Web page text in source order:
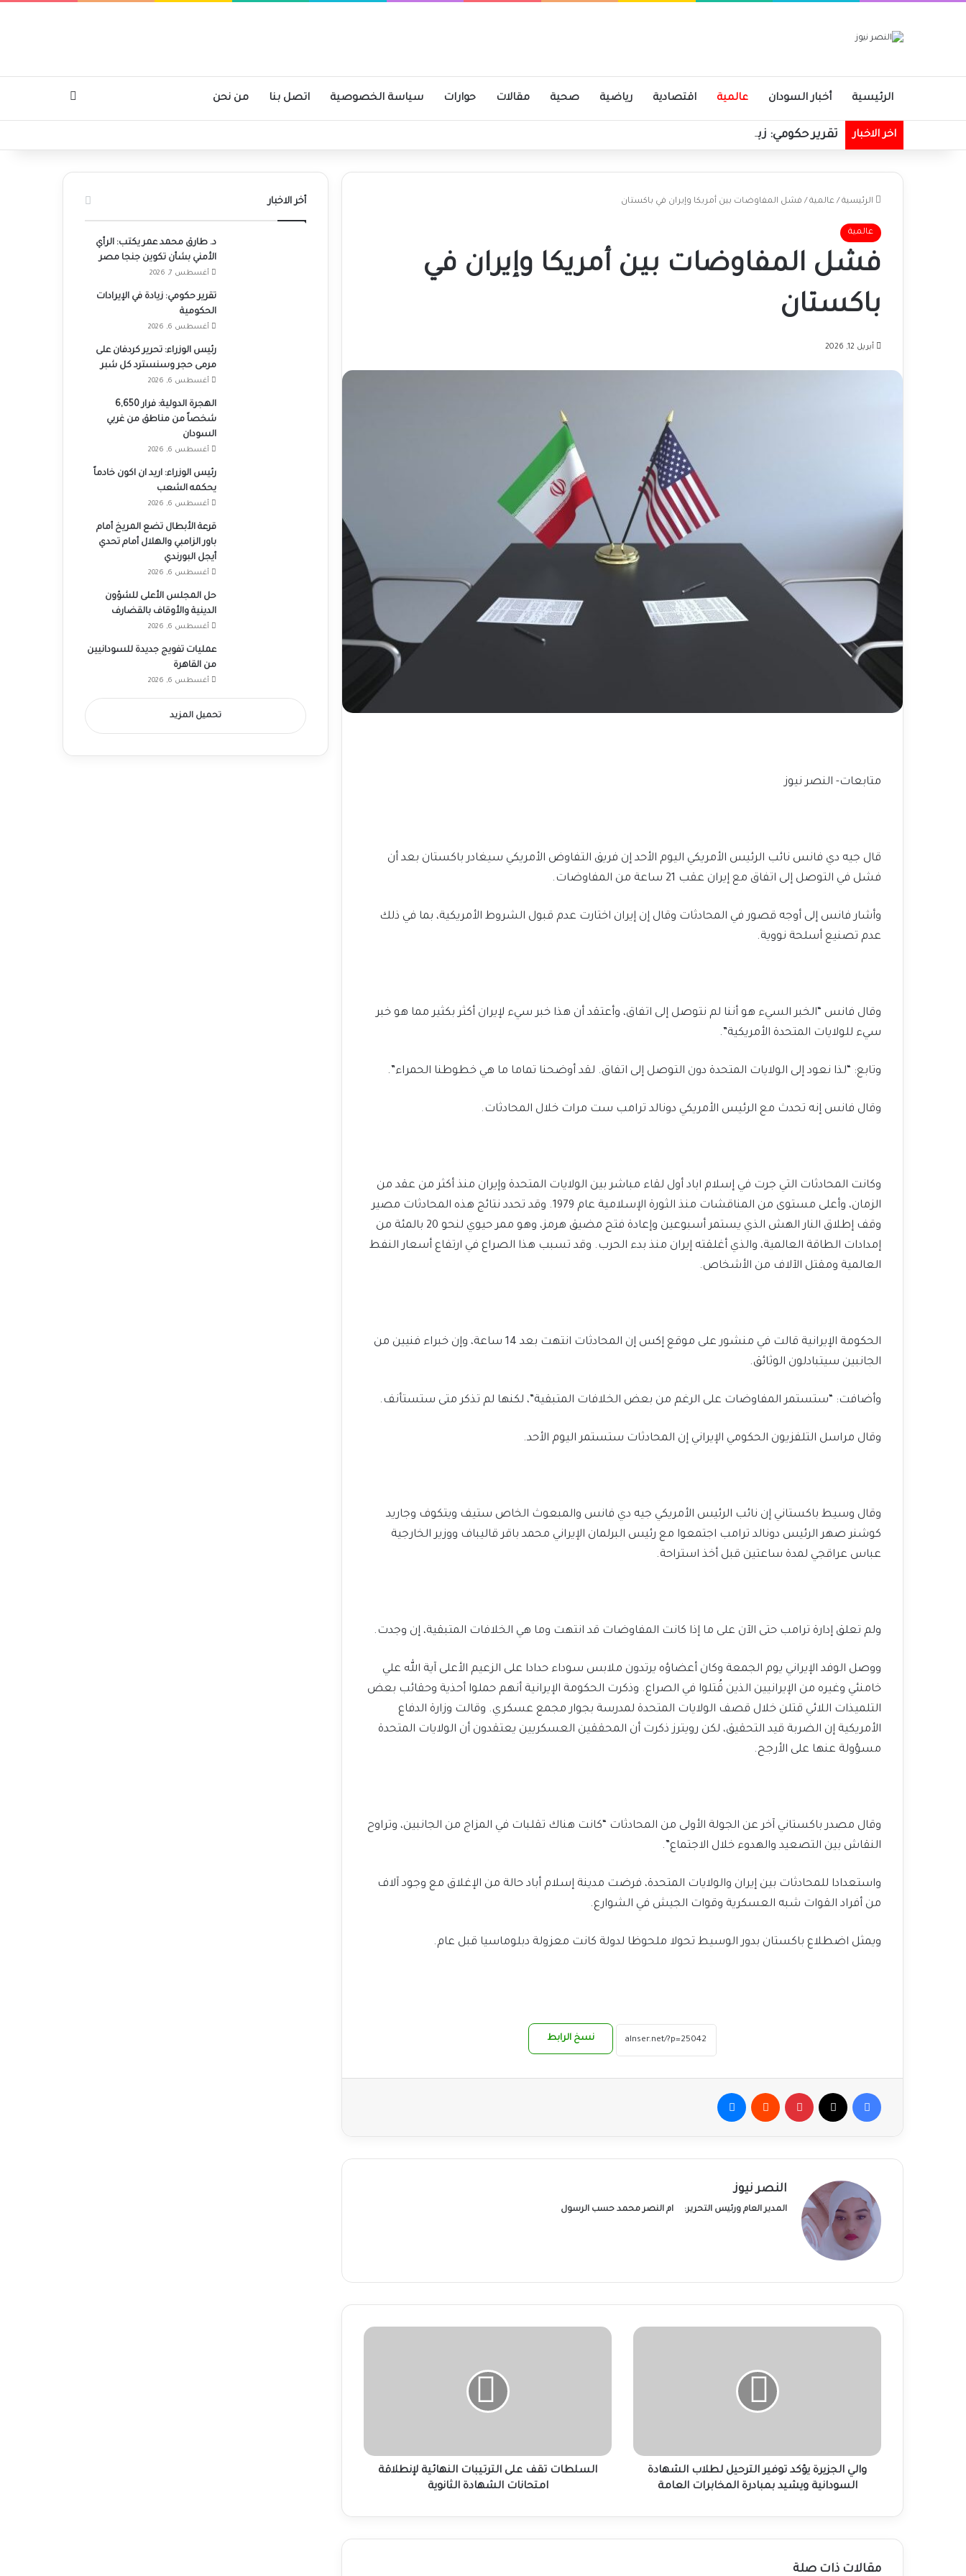
الرئيسية أخبار السودان عالمية اقتصادية رياضية صحية مقالات حوارات سياسة الخصوصية اتصل بنا من نحن
اخر الاخبار تقرير حكومي: زيادة في الإيرادات الحكومية
الرئيسية / عالمية / فشل المفاوضات بين أمريكا وإيران في باكستان
عالمية
فشل المفاوضات بين أمريكا وإيران في
باكستان
أبريل 12, 2026
متابعات- النصر نيوز
قال جيه دي فانس نائب الرئيس الأمريكي اليوم الأحد إن فريق التفاوض الأمريكي سيغادر باكستان بعد أن
فشل في التوصل إلى اتفاق مع إيران عقب 21 ساعة من المفاوضات.
وأشار فانس إلى أوجه ‌قصور في المحادثات وقال إن إيران اختارت عدم قبول الشروط الأمريكية، بما في ذلك
عدم تصنيع أسلحة نووية.
وقال فانس “الخبر السيء هو أننا لم نتوصل إلى اتفاق، وأعتقد أن هذا خبر سيء لإيران أكثر بكثير مما هو خبر
سيء للولايات المتحدة الأمريكية”.
وتابع: “لذا نعود إلى الولايات المتحدة دون التوصل إلى اتفاق. لقد أوضحنا تماما ما هي خطوطنا الحمراء”.
وقال فانس إنه تحدث مع الرئيس الأمريكي دونالد ترامب ست مرات خلال المحادثات.
وكانت المحادثات التي جرت في إسلام اباد أول لقاء مباشر بين الولايات المتحدة وإيران منذ أكثر من عقد من
الزمان، وأعلى مستوى من المناقشات منذ الثورة الإسلامية عام 1979. وقد تحدد نتائج هذه المحادثات مصير
وقف إطلاق النار الهش ⁠الذي يستمر أسبوعين وإعادة فتح مضيق هرمز، وهو ممر حيوي لنحو 20 بالمئة من
إمدادات الطاقة العالمية، والذي أغلقته إيران منذ بدء الحرب. وقد تسبب هذا الصراع في ارتفاع أسعار النفط
العالمية ومقتل الآلاف من الأشخاص.
الحكومة الإيرانية قالت في منشور على موقع إكس إن المحادثات انتهت بعد 14 ساعة، وإن خبراء فنيين من
الجانبين سيتبادلون الوثائق.
وأضافت: “ستستمر المفاوضات على الرغم من بعض الخلافات المتبقية”، لكنها لم تذكر متى ستستأنف.
وقال مراسل التلفزيون الحكومي الإيراني إن المحادثات ستستمر اليوم الأحد.
وقال وسيط باكستاني إن نائب الرئيس الأمريكي جيه دي فانس والمبعوث الخاص ستيف ويتكوف وجاريد
كوشنر صهر الرئيس دونالد ترامب اجتمعوا مع رئيس البرلمان الإيراني محمد باقر قاليباف ووزير الخارجية
عباس عراقجي لمدة ساعتين قبل أخذ استراحة.
ولم تعلق إدارة ترامب حتى الآن على ما إذا كانت المفاوضات قد انتهت وما هي الخلافات المتبقية، إن وجدت.
ووصل الوفد الإيراني يوم الجمعة وكان أعضاؤه يرتدون ملابس سوداء حدادا على الزعيم الأعلى آية الله علي
خامنئي وغيره من الإيرانيين الذين قُتلوا في الصراع. وذكرت الحكومة الإيرانية أنهم حملوا أحذية وحقائب بعض
التلميذات اللائي قتلن خلال قصف الولايات المتحدة لمدرسة بجوار ‌مجمع عسكري. ⁠وقالت وزارة الدفاع
الأمريكية إن الضربة قيد التحقيق، لكن رويترز ذكرت أن المحققين العسكريين يعتقدون أن الولايات المتحدة
مسؤولة عنها على الأرجح.
وقال مصدر باكستاني آخر عن الجولة الأولى من المحادثات “كانت هناك تقلبات في المزاج من الجانبين، وتراوح
النقاش بين التصعيد والهدوء خلال الاجتماع”.
واستعدادا للمحادثات بين إيران والولايات المتحدة، فرضت مدينة إسلام أباد حالة من الإغلاق مع وجود آلاف
من أفراد القوات شبه العسكرية وقوات الجيش في الشوارع.
ويمثل اضطلاع باكستان بدور الوسيط تحولا ملحوظا لدولة كانت معزولة دبلوماسيا قبل عام.
نسخ الرابط
فيسبوك بينتيريست
النصر نيوز
المدير العام ورئيس التحرير: ام النصر محمد حسب الرسول
والي
ويشيد
بمبادرة
المخابرات
والي الجزيرة يؤكد توفير الترحيل لطلاب الشهادة
السودانية ويشيد بمبادرة المخابرات العامة
السلطات
الثانوية
السلطات تقف على الترتيبات النهائية لإنطلاقة
امتحانات الشهادة الثانوية
مقالات ذات صلة
أخر الاخبار
د. طارق محمد عمر يكتب: الرأي
الأمني بشأن تكوين جنجا مصر
أغسطس 7, 2026
تقرير حكومي: زيادة في الإيرادات
الحكومية
أغسطس 6, 2026
رئيس الوزراء: تحرير كردفان على
مرمى حجر وسنسترد كل شبر
أغسطس 6, 2026
الهجرة الدولية: فرار 6,650
شخصاً من مناطق من غربي
السودان
أغسطس 6, 2026
رئيس الوزراء: اريد ان اكون خادماً
يحكمه الشعب
أغسطس 6, 2026
قرعة الأبطال تضع المريخ أمام
باور الزامبي والهلال أمام تحدي
أيجل البورندي
أغسطس 6, 2026
حل المجلس الأعلى للشؤون
الدينية والأوقاف بالقضارف
أغسطس 6, 2026
عمليات تفويج جديدة للسودانيين
من القاهرة
أغسطس 6, 2026
تحميل المزيد